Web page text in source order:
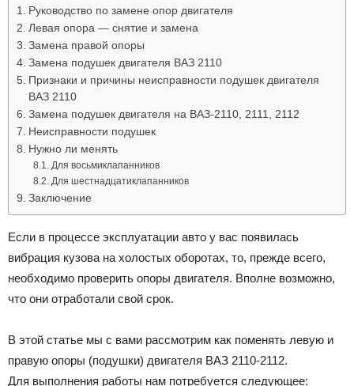
Руководство по замене опор двигателя
Левая опора — снятие и замена
Замена правой опоры
Замена подушек двигателя ВАЗ 2110
Признаки и причины неисправности подушек двигателя
ВАЗ 2110
Замена подушек двигателя на ВАЗ-2110, 2111, 2112
Неисправности подушек
Нужно ли менять
Для восьмиклапанников
Для шестнадцатиклапанников
Заключение
Если в процессе эксплуатации авто у вас появилась
вибрация кузова на холостых оборотах, то, прежде всего,
необходимо проверить опоры двигателя. Вполне возможно,
что они отработали свой срок.
В этой статье мы с вами рассмотрим как поменять левую и
правую опоры (подушки) двигателя ВАЗ 2110-2112.
Для выполнения работы нам потребуется следующее: